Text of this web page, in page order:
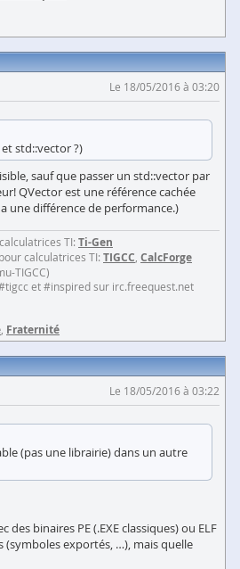
Le 18/05/2016 à 03:20
std::vector ?)
sauf que passer un std::vector par
QVector est une référence cachée
une différence de performance.)
TI: Ti-Gen
calculatrices TI: TIGCC CalcForge
TIGCC)
et #inspired sur irc.freequest.net
Fraternité
Le 18/05/2016 à 03:22
(pas une librairie) dans un autre
des binaires PE (.EXE classiques) ou ELF
(symboles exportés, …), mais quelle